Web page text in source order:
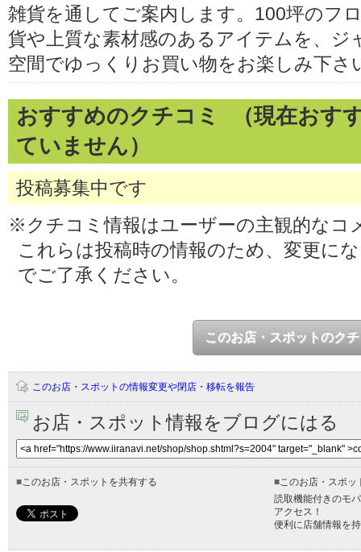
雑貨を通してご案内します。100坪のフ
貨や上質な素材感のあるアイテムを、ジ
空間でゆっくりお買い物をお楽しみ下さ
おすすめのクチコミ （現在おす
ていません）
投稿募集中です
※クチコミ情報はユーザーの主観的なコ
これらは投稿時の情報のため、変更に
でご了承ください。
このお店・スポットのク
このお店・スポットの情報変更や閉店・移転を報告
お店・スポット情報をブログにはる
■このお店・スポットを共有する ■このお店・スポッ
読取機能付きのモ
アクセス！
便利に店舗情報を